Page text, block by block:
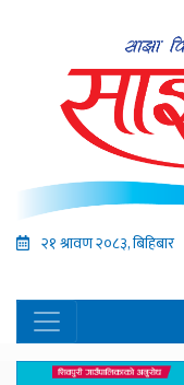
२१ श्रावण २०८३, बिहिबार